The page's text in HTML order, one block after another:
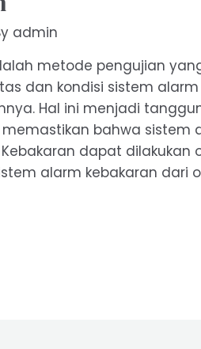
admin
metode pengujian
dan kondisi sistem alarm
Hal ini menjadi
bahwa sistem
dapat dilakukan
alarm kebakaran dari